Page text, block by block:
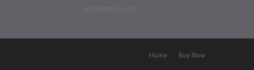
Home Buy Now